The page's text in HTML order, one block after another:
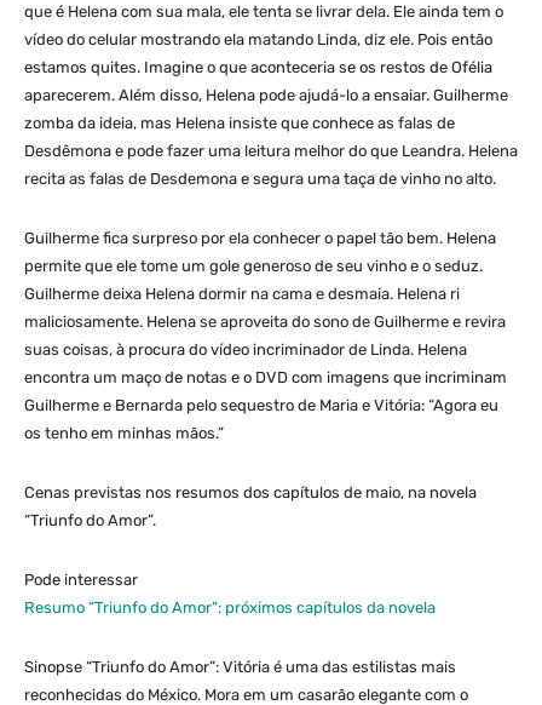
que é Helena com sua mala, ele tenta se livrar dela. Ele ainda tem o
vídeo do celular mostrando ela matando Linda, diz ele. Pois então
estamos quites. Imagine o que aconteceria se os restos de Ofélia
aparecerem. Além disso, Helena pode ajudá-lo a ensaiar. Guilherme
zomba da ideia, mas Helena insiste que conhece as falas de
Desdêmona e pode fazer uma leitura melhor do que Leandra. Helena
recita as falas de Desdemona e segura uma taça de vinho no alto.
Guilherme fica surpreso por ela conhecer o papel tão bem. Helena
permite que ele tome um gole generoso de seu vinho e o seduz.
Guilherme deixa Helena dormir na cama e desmaia. Helena ri
maliciosamente. Helena se aproveita do sono de Guilherme e revira
suas coisas, à procura do vídeo incriminador de Linda. Helena
encontra um maço de notas e o DVD com imagens que incriminam
Guilherme e Bernarda pelo sequestro de Maria e Vitória: “Agora eu
os tenho em minhas mãos.”
Cenas previstas nos resumos dos capítulos de maio, na novela
“Triunfo do Amor”.
Pode interessar
Resumo “Triunfo do Amor”: próximos capítulos da novela
Sinopse “Triunfo do Amor”: Vitória é uma das estilistas mais
reconhecidas do México. Mora em um casarão elegante com o